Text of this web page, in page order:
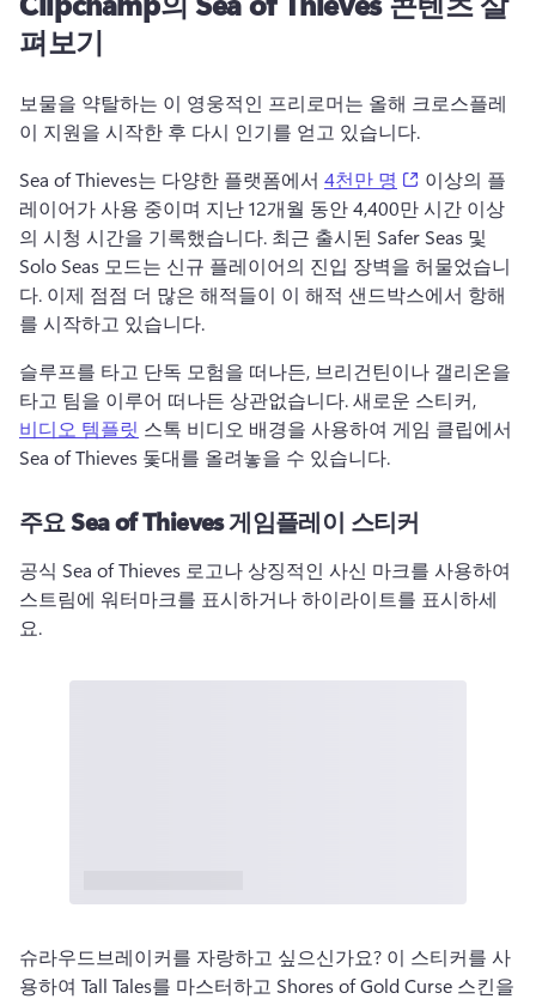
펴보기
보물을 약탈하는 이 영웅적인 프리로머는 올해 크로스플레
이 지원을 시작한 후 다시 인기를 얻고 있습니다.
Sea of Thieves는 다양한 플랫폼에서 4천만 명 (opens in a
이상의 플
레이어가 사용 중이며 지난 12개월 동안 4,400만 시간 이상
의 시청 시간을 기록했습니다. 최근 출시된 Safer Seas 및
Solo Seas 모드는 신규 플레이어의 진입 장벽을 허물었습니
다. 이제 점점 더 많은 해적들이 이 해적 샌드박스에서 항해
를 시작하고 있습니다.
슬루프를 타고 단독 모험을 떠나든, 브리건틴이나 갤리온을
타고 팀을 이루어 떠나든 상관없습니다. 새로운 스티커,
비디오 템플릿 스톡 비디오 배경을 사용하여 게임 클립에서
Sea of Thieves 돛대를 올려놓을 수 있습니다.
주요 Sea of ​​Thieves 게임플레이 스티커
공식 Sea of ​​Thieves 로고나 상징적인 사신 마크를 사용하여
스트림에 워터마크를 표시하거나 하이라이트를 표시하세
요.
슈라우드브레이커를 자랑하고 싶으신가요? 이 스티커를 사
용하여 Tall Tales를 마스터하고 Shores of Gold Curse 스킨을